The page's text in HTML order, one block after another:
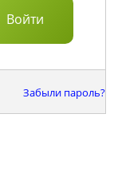
Забыли пароль?